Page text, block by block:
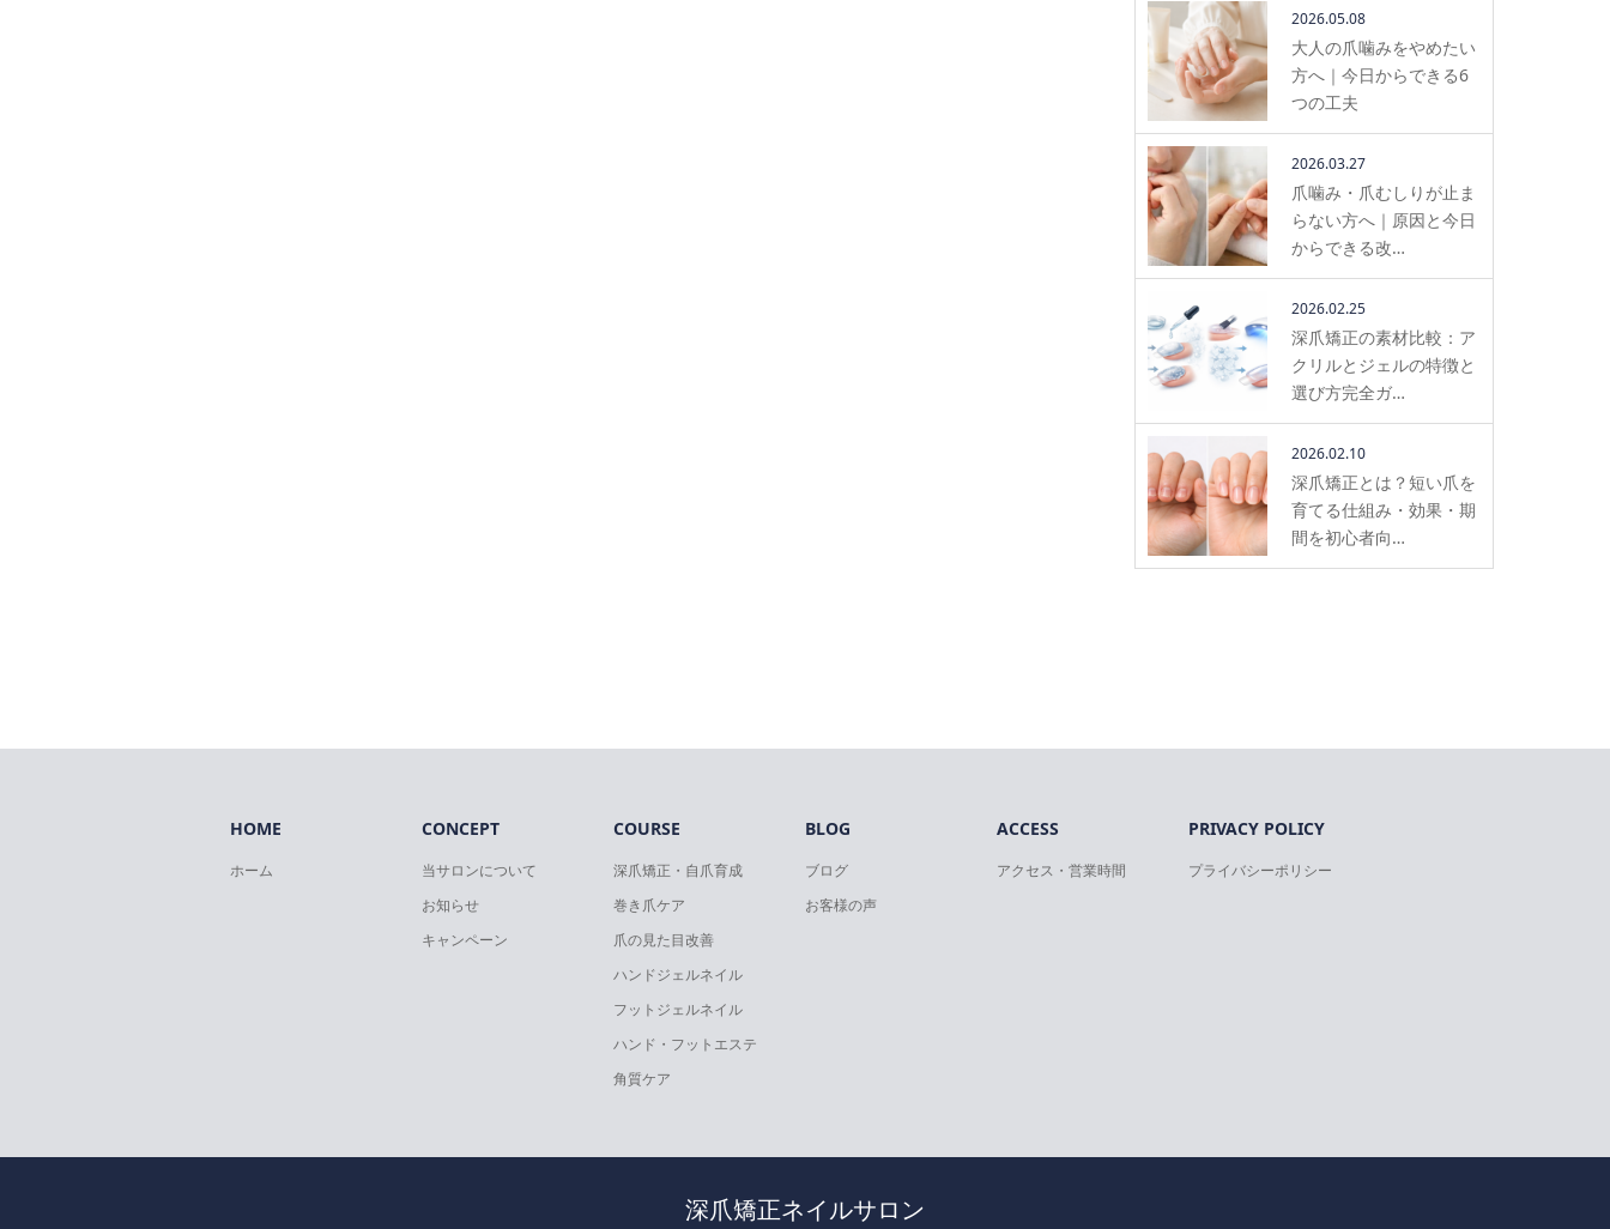
2026.05.08
大人の爪噛みをやめたい
方へ｜今日からできる6
つの工夫
2026.03.27
爪噛み・爪むしりが止ま
らない方へ｜原因と今日
からできる改…
2026.02.25
深爪矯正の素材比較：ア
クリルとジェルの特徴と
選び方完全ガ…
2026.02.10
深爪矯正とは？短い爪を
育てる仕組み・効果・期
間を初心者向…
HOME
ホーム
CONCEPT
当サロンについて
お知らせ
キャンペーン
COURSE
深爪矯正・自爪育成
巻き爪ケア
爪の見た目改善
ハンドジェルネイル
フットジェルネイル
ハンド・フットエステ
角質ケア
BLOG
ブログ
お客様の声
ACCESS
アクセス・営業時間
PRIVACY POLICY
プライバシーポリシー
深爪矯正ネイルサロン